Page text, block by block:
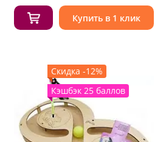
Купить в 1 клик
Скидка -12%
Кэшбэк 25 баллов